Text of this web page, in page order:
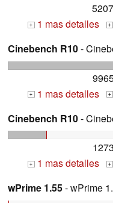
+ 1 mas detalles +
Cinebench R10-
+ 1 mas detalles +
Cinebench R10-
+ 1 mas detalles +
wPrime 1.55- wPrime